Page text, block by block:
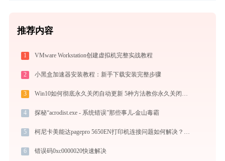
推荐内容
1 VMware Workstation创建虚拟机完整实战教程
2 小黑盒加速器安装教程：新手下载安装完整步骤
3 Win10如何彻底永久关闭自动更新 5种方法教你永久关闭win10自动更新
4 探秘“acrodist.exe - 系统错误”那些事儿-金山毒霸
5 柯尼卡美能达pagepro 5650EN打印机连接问题如何解决？ -金山毒霸
6 错误码0xc0000020快速解决